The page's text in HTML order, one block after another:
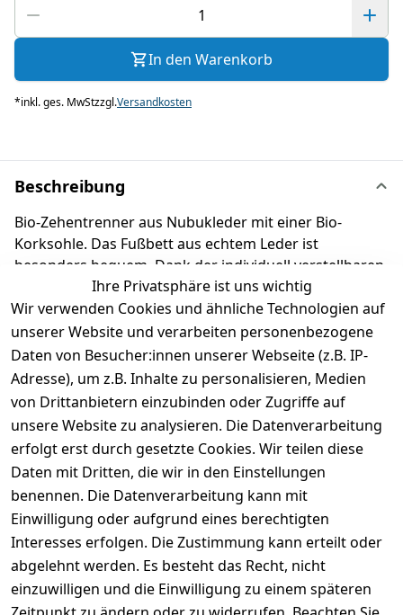
In den Warenkorb
*inkl. ges. MwStzzgl.Versandkosten
Beschreibung
Bio-Zehentrenner aus Nubukleder mit einer Bio-
Korksohle. Das Fußbett aus echtem Leder ist
besonders bequem. Dank der individuell verstellbaren
Schnalle kann der Schuh perfekt an den Fuß
angepasst werden. Richter Kinderschuhe - Kids shoes
since 1893.
Produktdetails
Kundenrezensionen
Durchschnittliche Bewertung
0
Basierend auf 0 Bewertung(en)
Bewertung abgeben
5
( 0 )
Ihre Privatsphäre ist uns wichtig
Wir verwenden Cookies und ähnliche Technologien auf
unserer Website und verarbeiten personenbezogene
Daten von Besucher:innen unserer Webseite (z.B. IP-
Adresse), um z.B. Inhalte zu personalisieren, Medien
von Drittanbietern einzubinden oder Zugriffe auf
unsere Website zu analysieren. Die Datenverarbeitung
erfolgt erst durch gesetzte Cookies. Wir teilen diese
Daten mit Dritten, die wir in den Einstellungen
benennen. Die Datenverarbeitung kann mit
Einwilligung oder aufgrund eines berechtigten
Interesses erfolgen. Die Zustimmung kann erteilt oder
abgelehnt werden. Es besteht das Recht, nicht
einzuwilligen und die Einwilligung zu einem späteren